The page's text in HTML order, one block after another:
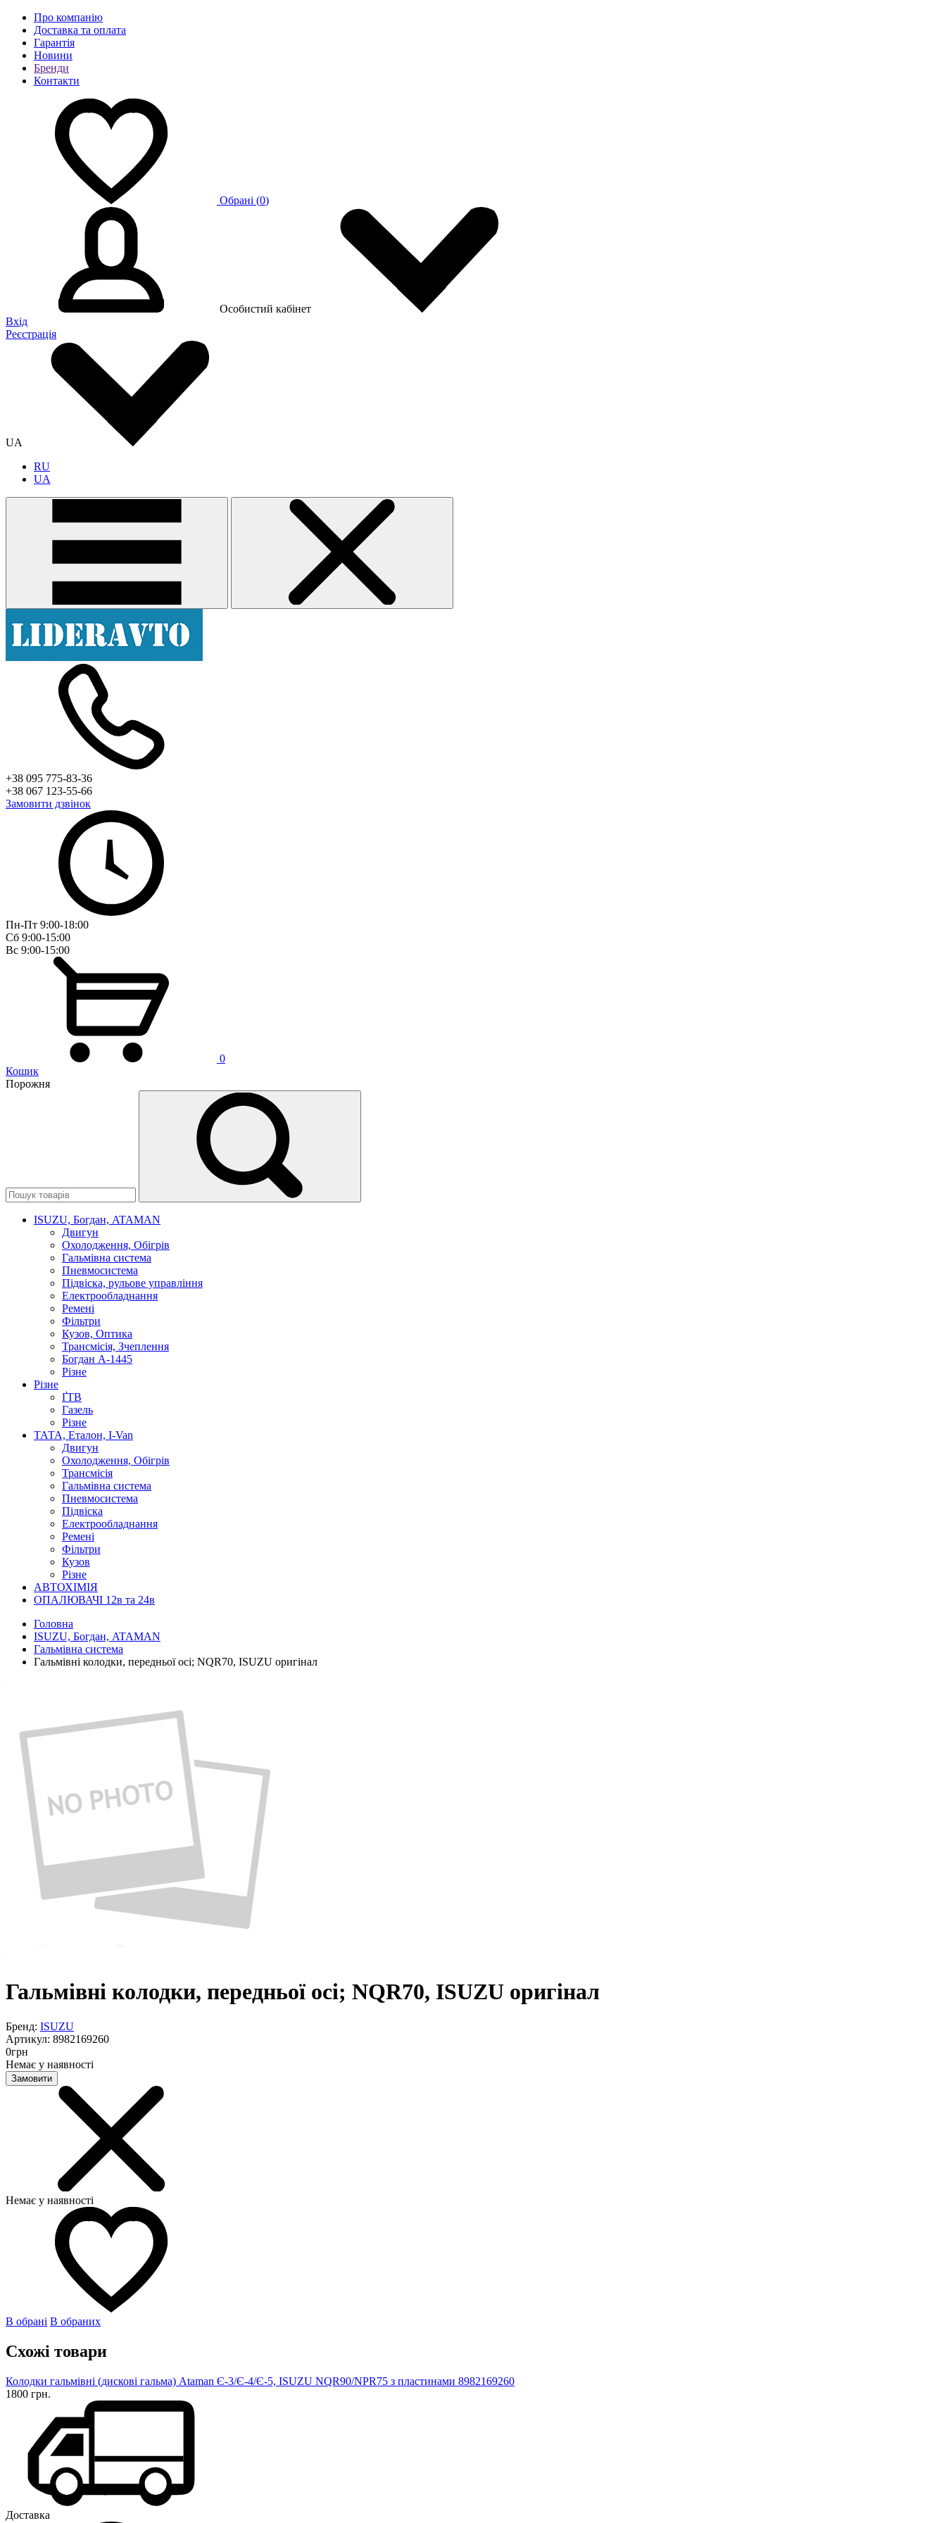
Про компанію
Доставка та оплата
Гарантія
Новини
Бренди
Контакти
Обрані (0)
Особистий кабінет
Вхід
Реєстрація
UA
RU
UA
+38 095 775-83-36
+38 067 123-55-66
Замовити дзвінок
Пн-Пт 9:00-18:00
Сб 9:00-15:00
Вс 9:00-15:00
0
Кошик
Порожня
ISUZU, Богдан, ATAMAN
Двигун
Охолодження, Обігрів
Гальмівна система
Пневмосистема
Підвіска, рульове управління
Електрообладнання
Ремені
Фільтри
Кузов, Оптика
Трансмісія, Зчеплення
Богдан А-1445
Різне
Різне
ҐТВ
Газель
Різне
ТАТА, Еталон, I-Van
Двигун
Охолодження, Обігрів
Трансмісія
Гальмівна система
Пневмосистема
Підвіска
Електрообладнання
Ремені
Фільтри
Кузов
Різне
АВТОХІМІЯ
ОПАЛЮВАЧІ 12в та 24в
Головна
ISUZU, Богдан, ATAMAN
Гальмівна система
Гальмівні колодки, передньої осі; NQR70, ISUZU оригінал
Гальмівні колодки, передньої осі; NQR70, ISUZU оригінал
Бренд: ISUZU
Артикул: 8982169260
0грн
Немає у наявності
Замовити
Немає у наявності
В обрані В обраних
Схожі товари
Колодки гальмівні (дискові гальма) Ataman Є-3/Є-4/Є-5, ISUZU NQR90/NPR75 з пластинами 8982169260
1800 грн.
Доставка